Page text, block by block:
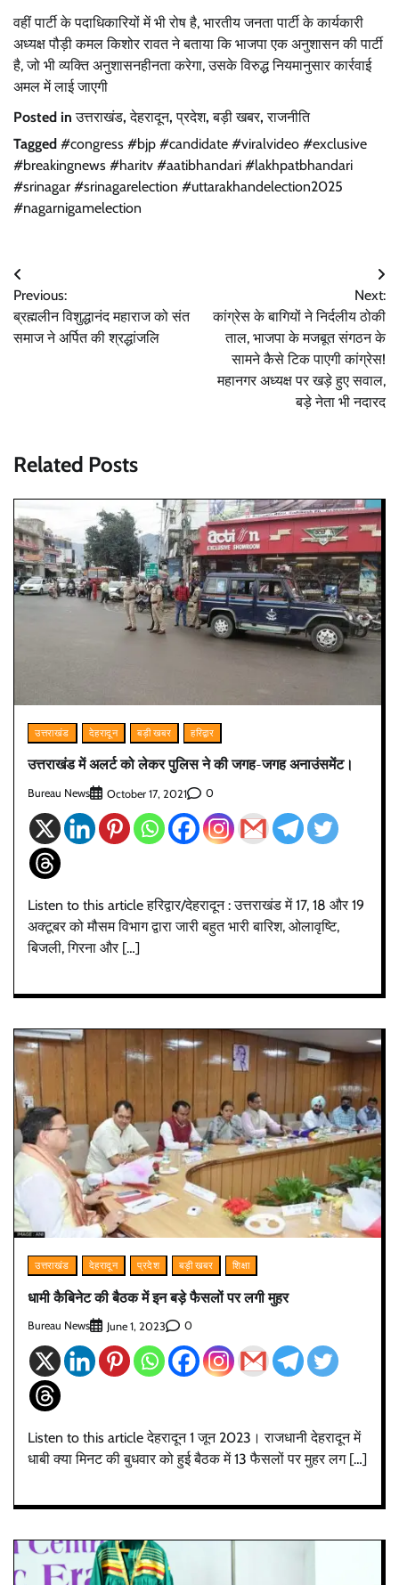
वहीं पार्टी के पदाधिकारियों में भी रोष है, भारतीय जनता पार्टी के कार्यकारी
अध्यक्ष पौड़ी कमल किशोर रावत ने बताया कि भाजपा एक अनुशासन की पार्टी
है, जो भी व्यक्ति अनुशासनहीनता करेगा, उसके विरुद्ध नियमानुसार कार्रवाई
अमल में लाई जाएगी
Posted inउत्तराखंड,देहरादून,प्रदेश,बड़ी खबर,राजनीति
Tagged #congress #bjp #candidate #viralvideo #exclusive
#breakingnews #haritv #aatibhandari #lakhpatbhandari
#srinagar #srinagarelection #uttarakhandelection2025
#nagarnigamelection
Post
navigation
Previous:
ब्रह्मलीन विशुद्धानंद महाराज को संत
समाज ने अर्पित की श्रद्धांजलि
Next:
कांग्रेस के बागियों ने निर्दलीय ठोकी
ताल, भाजपा के मजबूत संगठन के
सामने कैसे टिक पाएगी कांग्रेस!
महानगर अध्यक्ष पर खड़े हुए सवाल,
बड़े नेता भी नदारद
Related Posts
उत्तराखंड देहरादून बड़ी खबर हरिद्वार
उत्तराखंड में अलर्ट को लेकर पुलिस ने की जगह-जगह अनाउंसमेंट।
Bureau News October 17, 2021 0
Listen to this article हरिद्वार/देहरादून : उत्तराखंड में 17, 18 और 19
अक्टूबर को मौसम विभाग द्वारा जारी बहुत भारी बारिश, ओलावृष्टि,
बिजली, गिरना और […]
उत्तराखंड देहरादून प्रदेश बड़ी खबर शिक्षा
धामी कैबिनेट की बैठक में इन बड़े फैसलों पर लगी मुहर
Bureau News June 1, 2023 0
Listen to this article देहरादून 1 जून 2023। राजधानी देहरादून में
धाबी क्या मिनट की बुधवार को हुई बैठक में 13 फैसलों पर मुहर लग […]